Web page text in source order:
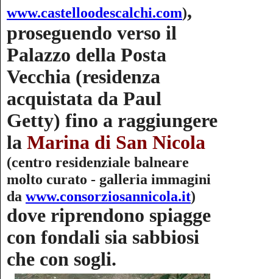
www.castelloodescalchi.com),
proseguendo verso il
Palazzo della Posta
Vecchia (residenza
acquistata da Paul
Getty) fino a raggiungere
la Marina di San Nicola
(centro residenziale balneare
molto curato - galleria immagini
da www.consorziosannicola.it)
dove riprendono spiagge
con fondali sia sabbiosi
che con sogli.